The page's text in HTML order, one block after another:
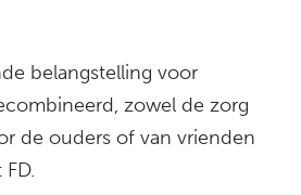
belangstelling voor
zowel de zorg
de ouders of van vrienden